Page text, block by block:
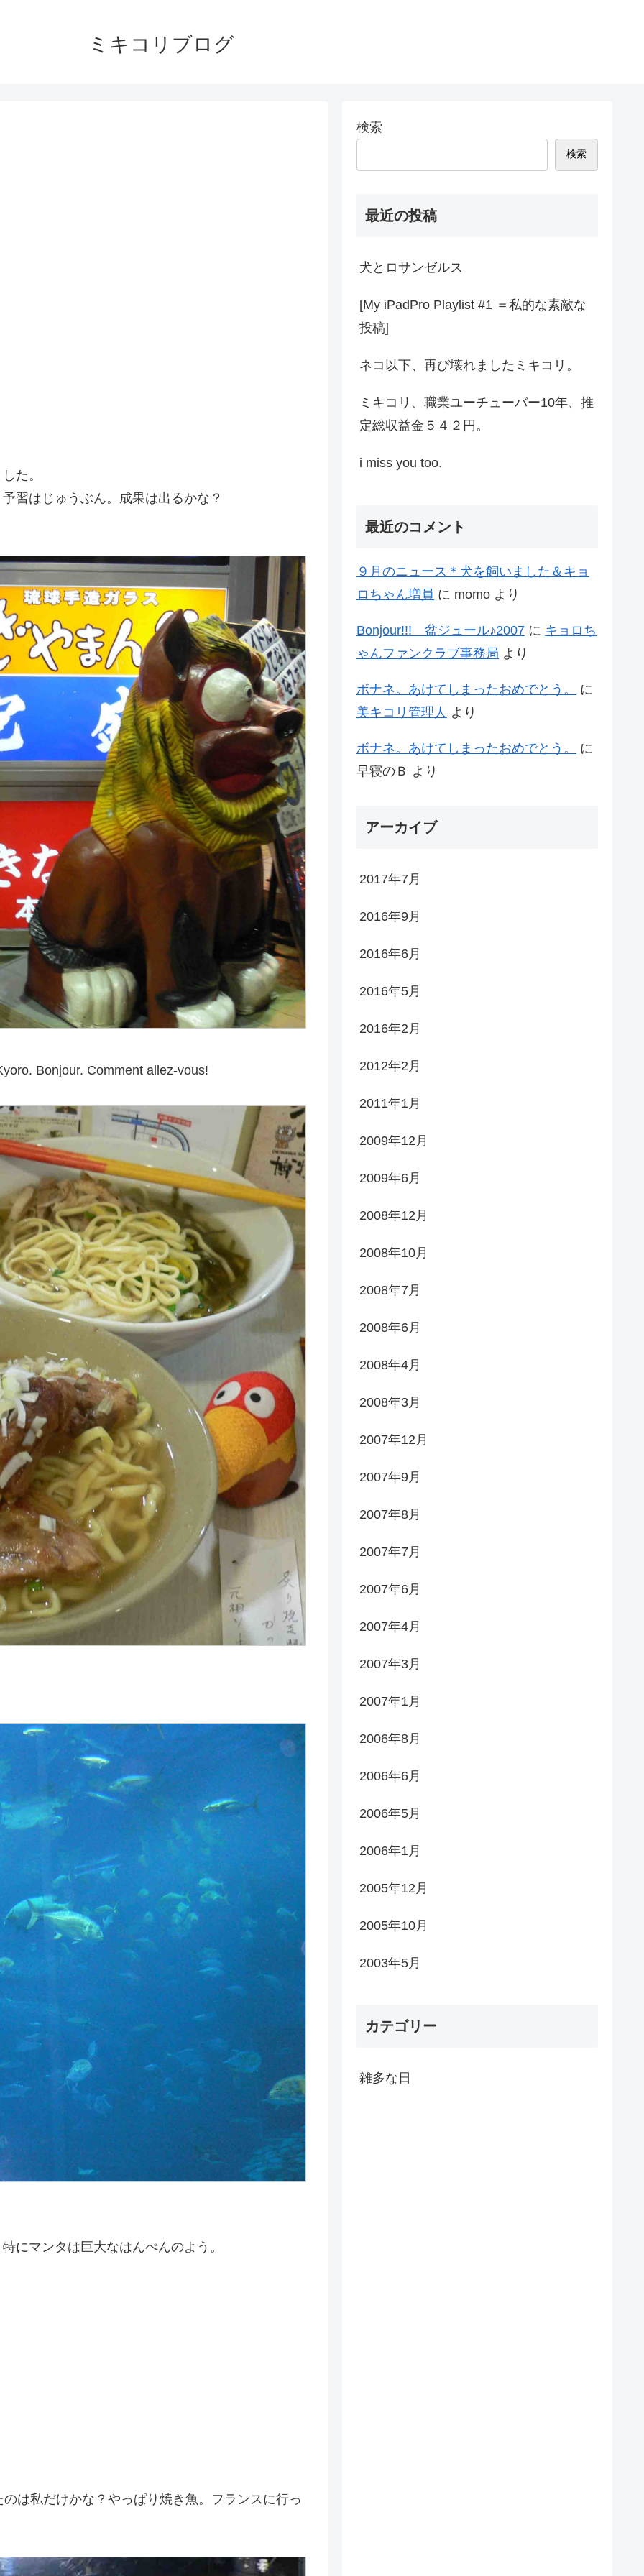
ミキコリブログ
た。
習はじゅうぶん。成果は出るかな？
Bonjour. Comment allez-vous!
にマンタは巨大なはんぺんのよう。
は私だけかな？やっぱり焼き魚。フランスに行っ
検索
検索
最近の投稿
犬とロサンゼルス
[My iPadPro Playlist #1 ＝私的な素敵な
投稿]
ネコ以下、再び壊れましたミキコリ。
ミキコリ、職業ユーチューバー10年、推
定総収益金５４２円。
i miss you too.
最近のコメント
９月のニュース＊犬を飼いました＆キョ
ロちゃん増員 に momo より
Bonjour!!! 盆ジュール♪2007 に キョロち
ゃんファンクラブ事務局 より
ボナネ。あけてしまったおめでとう。
に
美キコリ管理人 より
ボナネ。あけてしまったおめでとう。
に
早寝のＢ より
アーカイブ
2017年7月
2016年9月
2016年6月
2016年5月
2016年2月
2012年2月
2011年1月
2009年12月
2009年6月
2008年12月
2008年10月
2008年7月
2008年6月
2008年4月
2008年3月
2007年12月
2007年9月
2007年8月
2007年7月
2007年6月
2007年4月
2007年3月
2007年1月
2006年8月
2006年6月
2006年5月
2006年1月
2005年12月
2005年10月
2003年5月
カテゴリー
雑多な日